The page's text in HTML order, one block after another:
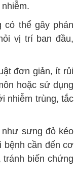
có thể gây phản
vị trí ban đầu,
đơn giản, ít rủi
hoặc sử dụng
nhiễm trùng, tắc
như sưng đỏ kéo
bệnh cần đến cơ
biến chứng